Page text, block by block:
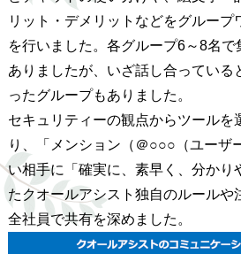
リット・デメリットなどをグループ
を行いました。各グループ6～8名
ありましたが、いざ話し合っている
ったグループもありました。
セキュリティーの観点からツールを
り、「メンション（＠○○○（ユーザ
い相手に「確実に、素早く、分かり
たクオールアシスト独自のルールや
全社員で共有を深めました。